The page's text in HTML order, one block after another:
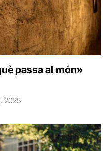
passa al món»
2025